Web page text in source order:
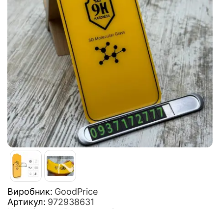
Виробник: GoodPrice
Артикул: 972938631